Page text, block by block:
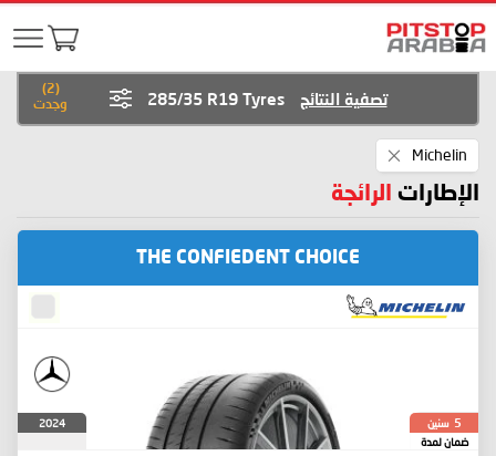
(
2
)
وجدت
تصفية النتائج 285/35 R19 Tyres
Michelin
This
Item الإطارات الرائجة
THE CONFIEDENT CHOICE
5 سنين
ضمان لمدة
2024